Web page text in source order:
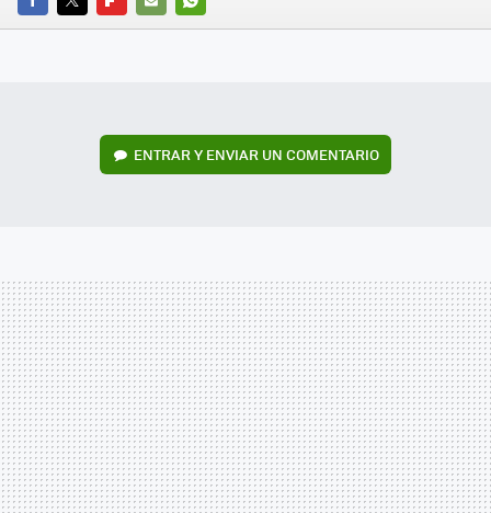
FACEBOOK
TWITTERFLIPBOARD
E-
WHATSAPP
ENTRAR Y ENVIAR UN COMENTARIO